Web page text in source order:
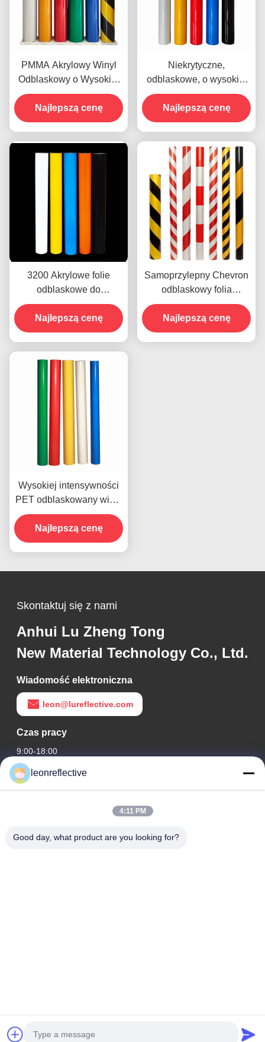
PMMA Akrylowy Winyl
Odblaskowy o Wysokiej
Intensywności Do
Znaków Ulicznych
Wysoka Jasność
Najlepszą cenę
Niekrytyczne,
odblaskowe, o wysokiej
temperaturze, folia
winylowa inżynierska
OEM
Najlepszą cenę
3200 Akrylowe folie
odblaskowe do
sprzedaży winylowej na
zamówienie
Najlepszą cenę
Samoprzylepny Chevron
odblaskowy folia
winylowa Winylowa rolka
Reklamowa
Najlepszą cenę
Wysokiej intensywności
PET odblaskowany winyl
przezroczysty
odblaskowy arkusz
winylu
Najlepszą cenę
Skontaktuj się z nami
Anhui Lu Zheng Tong
New Material Technology Co., Ltd.
Wiadomość elektroniczna
leon@lureflective.com
Czas pracy
9:00-18:00
Nasz adres
2 piętro, budynek D2, Huayi Science and Technology Park,
Polityka prywatności
leonreflective
4:11 PM
Good day, what product are you looking for?